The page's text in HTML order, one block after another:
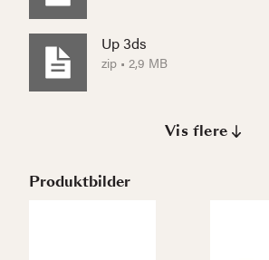
Up 3ds
zip • 2,9 MB
Vis flere
Produktbilder